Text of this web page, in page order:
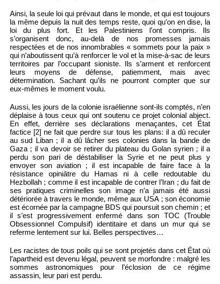
Ainsi, la seule loi qui prévaut dans le monde, et qui est toujours
la même depuis la nuit des temps reste, quoi qu’on en dise, la
loi du plus fort. Et les Palestiniens l’ont compris. Ils
s’organisent donc, au-delà de nos promesses jamais
respectées et de nos innombrables « sommets pour la paix »
qui n’aboutissent qu’à renforcer le vol et la mise-à-sac de leurs
territoires par l’occupant sioniste. Ils s’arment et renforcent
leurs moyens de défense, patiemment, mais avec
détermination. Sachant qu’ils ne pourront compter que sur
eux-mêmes le moment voulu.
Aussi, les jours de la colonie israélienne sont-ils comptés, n’en
déplaise à tous ceux qui ont soutenu ce projet colonial abject.
En effet, derrière ses déclarations menaçantes, cet État
factice [2] ne fait que perdre sur tous les plans: il a dû reculer
au sud Liban ; il a dû lâcher ses colonies dans la bande de
Gaza ; il va devoir se retirer du plateau du Golan syrien ; il a
perdu son pari de déstabiliser la Syrie et ne peut plus y
envoyer son aviation ; il est incapable de faire face à la
résistance opiniâtre du Hamas ni à celle redoutable du
Hezbollah ; comme il est incapable de contrer l’Iran ; du fait de
ses pratiques criminelles son image n’a jamais été aussi
détériorée à travers le monde, même aux USA ; son économie
est écornée par la campagne BDS qui poursuit son chemin ; et
il s’est progressivement enfermé dans son TOC (Trouble
Obsessionnel Compulsif) identitaire et dans un mur qui se
referme lentement sur lui. Belles perspectives…
Les racistes de tous poils qui se sont projetés dans cet État où
l’apartheid est devenu légal, peuvent se morfondre : malgré les
sommes astronomiques pour l’éclosion de ce régime
assassin, leur pari est perdu.